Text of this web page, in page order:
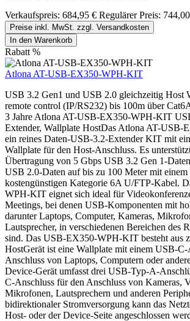
Verkaufspreis: 684,95 € Regulärer Preis:
Preise inkl. MwSt. zzgl. Versandkosten
In den Warenkorb
Rabatt %
Atlona AT-USB-EX350-WPH-KIT
USB 3.2 Gen1 und USB 2.0 gleichzeitig Host
remote control (IP/RS232) bis 100m über
3 Jahre Atlona AT-USB-EX350-WPH-KIT
Extender, Wallplate HostDas Atlona AT-
ein reines Daten-USB-3.2-Extender KIT mit
Wallplate für den Host-Anschluss. Es
Übertragung von 5 Gbps USB 3.2 Gen 1-
USB 2.0-Daten auf bis zu 100 Meter mit einem
kostengünstigen Kategorie 6A U/FTP-Kabel.
WPH-KIT eignet sich ideal für
Meetings, bei denen USB-Komponenten mit
darunter Laptops, Computer, Kameras,
Lautsprecher, in verschiedenen Bereichen des
sind. Das USB-EX350-WPH-KIT besteht aus
HostGerät ist eine Wallplate mit einem USB-
Anschluss von Laptops, Computern oder
Device-Gerät umfasst drei USB-Typ-A-
C-Anschluss für den Anschluss von Kameras,
Mikrofonen, Lautsprechern und anderen
bidirektionaler Stromversorgung kann das
Host- oder der Device-Seite angeschlossen